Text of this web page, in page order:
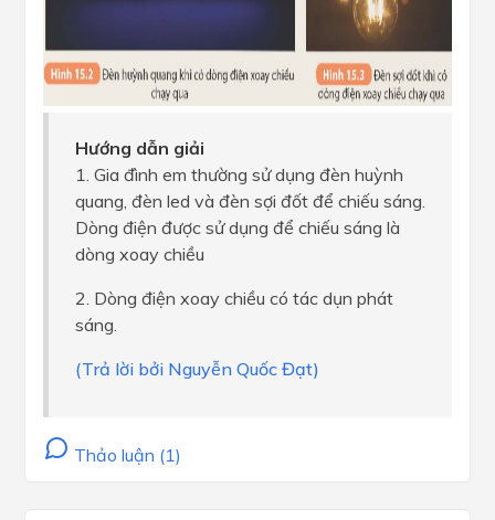
Hướng dẫn giải
1. Gia đình em thường sử dụng đèn huỳnh
quang, đèn led và đèn sợi đốt để chiếu sáng.
Dòng điện được sử dụng để chiếu sáng là
dòng xoay chiều
2. Dòng điện xoay chiều có tác dụn phát
sáng.
(Trả lời bởi Nguyễn Quốc Đạt)
Thảo luận (1)